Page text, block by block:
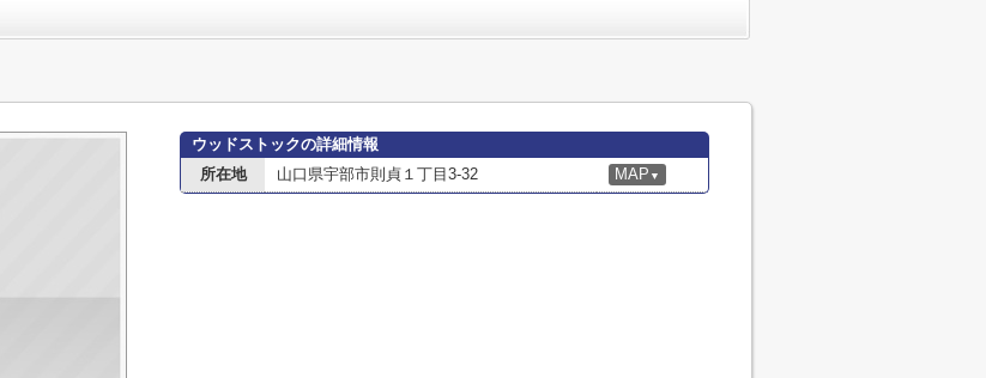
ウッドストックの詳細情報
所在地
山口県宇部市則貞１丁目3-32 MAP ▼